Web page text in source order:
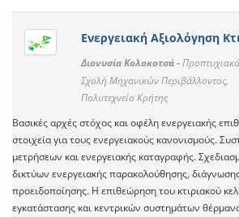
Ενεργειακή Αξιολόγηση
Διονυσία Κολοκοτσά -
Σχολή Μηχανικών Περιβάλλοντος,
Πολυτεχνείο Κρήτης
Βασικές αρχές στόχος και οφέλη ενεργειακής
στοιχεία για τους ενεργειακούς κανονισμούς.
μετρήσεων και ενεργειακής καταγραφής.
δικτύων ενεργειακής παρακολούθησης,
προειδοποίησης. Η επιθεώρηση του κτιριακού
εγκατάστασης και κεντρικών συστημάτων